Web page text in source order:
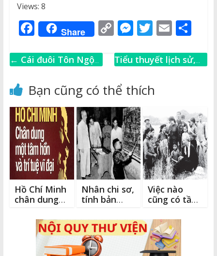
Views: 8
F
a
c
b
o
o
k
Share C
p
Li
n
k
M
ss
n
g
e
r
T
it
r
E
ai
S
ar
← Cái đuôi Tôn Ngộ
Tiểu thuyết lịch sử,
phẩm văn học kể về
hùng vang danh sử
sách→
Bạn cũng có thể thích
Hồ Chí Minh
chân dung
hồn và trí
tuệ vĩ đại
Nhân chi sơ,
tính bản
Việc nào
cũng có tầm
của nó